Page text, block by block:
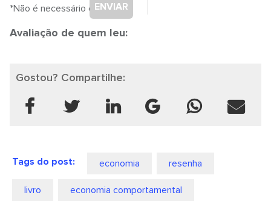
ENVIAR
*Não é necessário cadastro.
Avaliação de quem leu:
Gostou? Compartilhe:
Tags do post: economia resenha
livro economia comportamental